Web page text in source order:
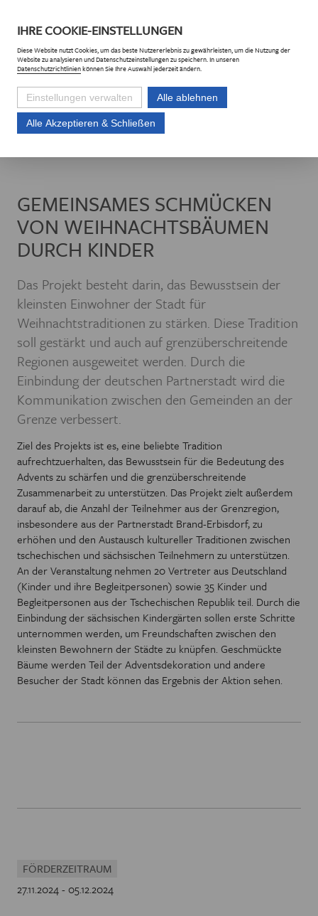
Euroregion Erzgebirge e.V. Projekte
GEMEINSAMES SCHMÜCKEN
VON WEIHNACHTSBÄUMEN
DURCH KINDER
Das Projekt besteht darin, das Bewusstsein der
kleinsten Einwohner der Stadt für
Weihnachtstraditionen zu stärken. Diese Tradition
soll gestärkt und auch auf grenzüberschreitende
Regionen ausgeweitet werden. Durch die
Einbindung der deutschen Partnerstadt wird die
Kommunikation zwischen den Gemeinden an der
Grenze verbessert.
Ziel des Projekts ist es, eine beliebte Tradition
aufrechtzuerhalten, das Bewusstsein für die Bedeutung des
Advents zu schärfen und die grenzüberschreitende
Zusammenarbeit zu unterstützen. Das Projekt zielt außerdem
darauf ab, die Anzahl der Teilnehmer aus der Grenzregion,
insbesondere aus der Partnerstadt Brand-Erbisdorf, zu
erhöhen und den Austausch kultureller Traditionen zwischen
tschechischen und sächsischen Teilnehmern zu unterstützen.
An der Veranstaltung nehmen 20 Vertreter aus Deutschland
(Kinder und ihre Begleitpersonen) sowie 35 Kinder und
Begleitpersonen aus der Tschechischen Republik teil. Durch die
Einbindung der sächsischen Kindergärten sollen erste Schritte
unternommen werden, um Freundschaften zwischen den
kleinsten Bewohnern der Städte zu knüpfen. Geschmückte
Bäume werden Teil der Adventsdekoration und andere
Besucher der Stadt können das Ergebnis der Aktion sehen.
FÖRDERZEITRAUM
27.11.2024 - 05.12.2024
IHRECOOKIE-EINSTELLUNGEN
DieseWebsitenutzt Cookies, um das beste Nutzererlebnis zu gewährleisten, um die Nutzung der
Websitezu analysieren und Datenschutzeinstellungen zu speichern. In unseren
Datenschutzrichtlinienkönnen Sie Ihre Auswahl jederzeit ändern.
Einstellungen verwalten Alle ablehnen
Alle Akzeptieren & Schließen